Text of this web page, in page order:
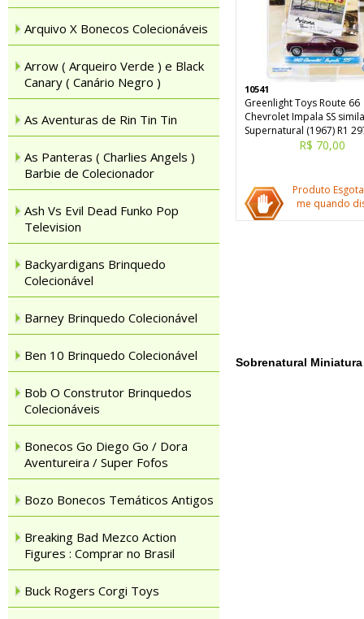
Arquivo X Bonecos Colecionáveis
Arrow ( Arqueiro Verde ) e Black
Canary ( Canário Negro )
As Aventuras de Rin Tin Tin
As Panteras ( Charlies Angels )
Barbie de Colecionador
Ash Vs Evil Dead Funko Pop
Television
Backyardigans Brinquedo
Colecionável
Barney Brinquedo Colecionável
Ben 10 Brinquedo Colecionável
Bob O Construtor Brinquedos
Colecionáveis
Bonecos Go Diego Go / Dora
Aventureira / Super Fofos
Bozo Bonecos Temáticos Antigos
Breaking Bad Mezco Action
Figures : Comprar no Brasil
Buck Rogers Corgi Toys
10541
Greenlight Toys Route 66
Chevrolet Impala SS
Supernatural (1967) R1
R$ 70,00
Produto
me quando
Sobrenatural